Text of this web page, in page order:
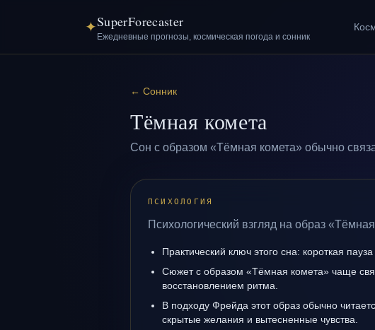
✦SuperForecaster
Ежедневные прогнозы, космическая погода и сонник
← Сонник
Тёмная комета
Сон с образом «Тёмная комета» обычно
ПСИХОЛОГИЯ
Психологический взгляд на образ
Практический ключ этого сна: короткая
Сюжет с образом «Тёмная комета» чаще
восстановлением ритма.
В подходу Фрейда этот образ обычно
скрытые желания и вытесненные чувства.